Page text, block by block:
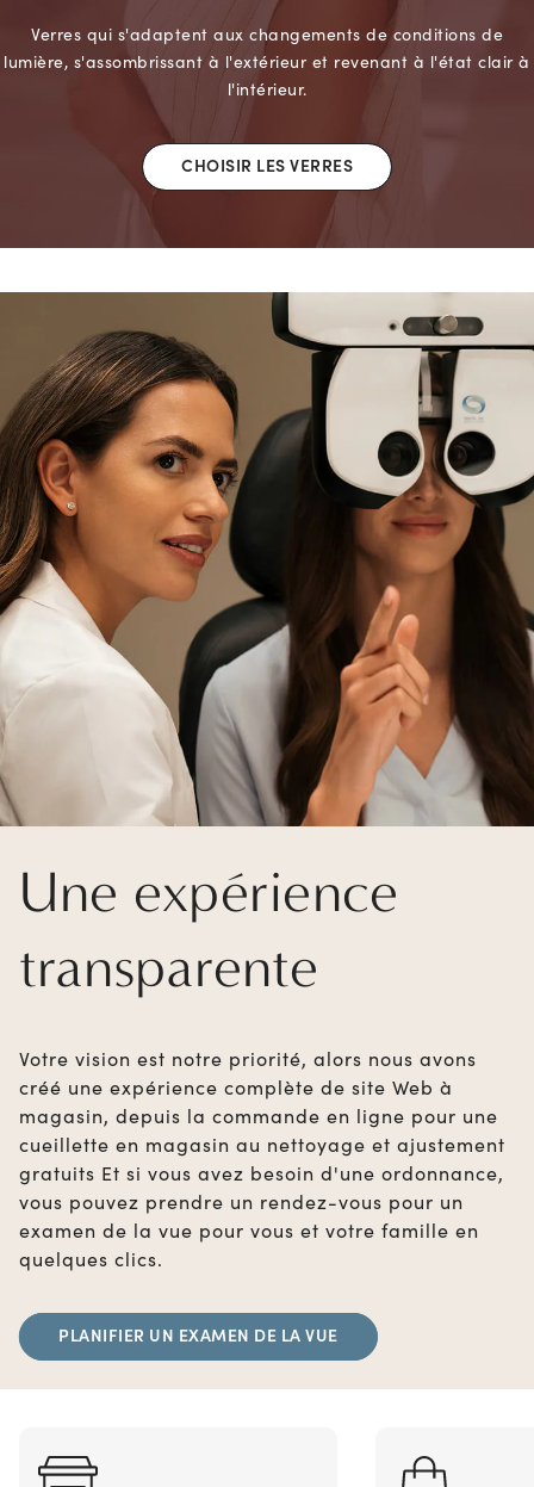
Verres qui s'adaptent aux changements de conditions de
lumière, s'assombrissant à l'extérieur et revenant à l'état clair à
l'intérieur.
CHOISIR LES VERRES
Une expérience
transparente
Votre vision est notre priorité, alors nous avons
créé une expérience complète de site Web à
magasin, depuis la commande en ligne pour une
cueillette en magasin au nettoyage et ajustement
gratuits Et si vous avez besoin d'une ordonnance,
vous pouvez prendre un rendez-vous pour un
examen de la vue pour vous et votre famille en
quelques clics.
PLANIFIER UN EXAMEN DE LA VUE